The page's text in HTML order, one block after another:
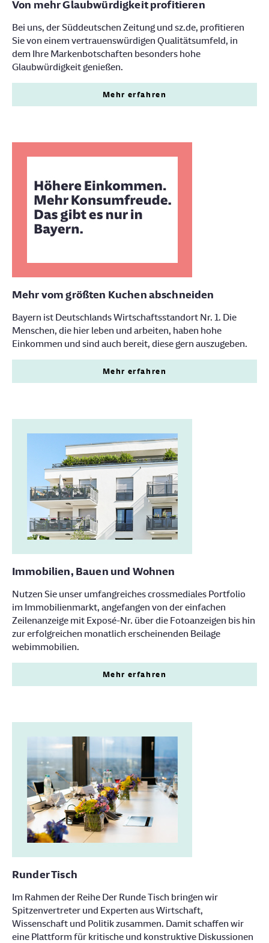
Von mehr Glaubwürdigkeit profitieren
Bei uns, der Süddeutschen Zeitung und sz.de, profitieren
Sie von einem vertrauenswürdigen Qualitätsumfeld, in
dem Ihre Markenbotschaften besonders hohe
Glaubwürdigkeit genießen.
Mehr erfahren
Mehr vom größten Kuchen abschneiden
Bayern ist Deutschlands Wirtschaftsstandort Nr. 1. Die
Menschen, die hier leben und arbeiten, haben hohe
Einkommen und sind auch bereit, diese gern auszugeben.
Mehr erfahren
Immobilien, Bauen und Wohnen
Nutzen Sie unser umfangreiches crossmediales Portfolio
im Immobilienmarkt, angefangen von der einfachen
Zeilenanzeige mit Exposé-Nr. über die Fotoanzeigen bis hin
zur erfolgreichen monatlich erscheinenden Beilage
webimmobilien.
Mehr erfahren
Runder Tisch
Im Rahmen der Reihe Der Runde Tisch bringen wir
Spitzenvertreter und Experten aus Wirtschaft,
Wissenschaft und Politik zusammen. Damit schaffen wir
eine Plattform für kritische und konstruktive Diskussionen